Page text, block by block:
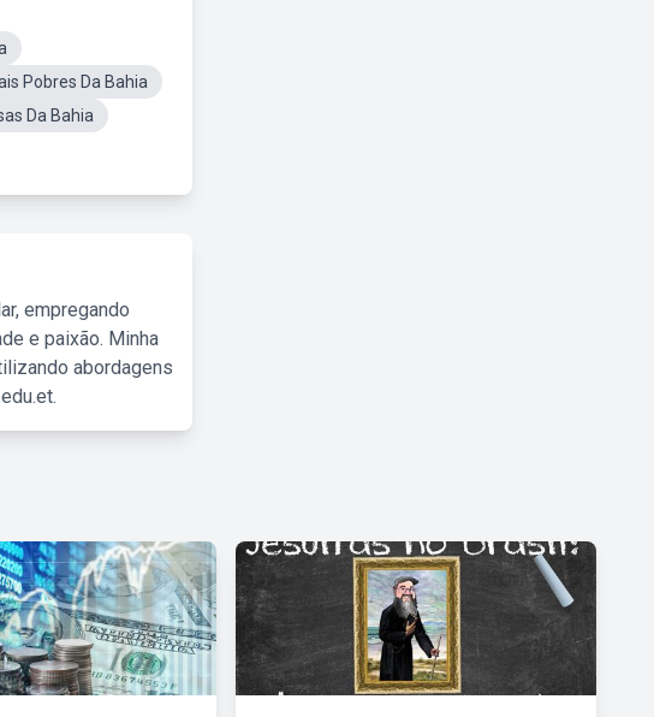
Pobres Da Bahia
Da Bahia
empregando
e paixão. Minha
abordagens